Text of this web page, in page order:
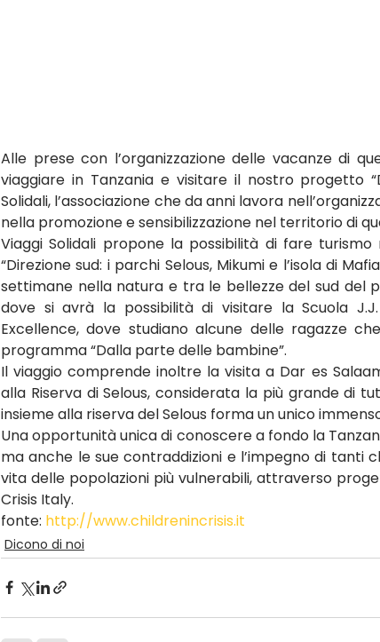
Alle prese con l’organizzazione delle vacanze di
viaggiare in Tanzania e visitare il nostro progetto
Solidali, l’associazione che da anni lavora
nella promozione e sensibilizzazione nel territorio di
Viaggi Solidali propone la possibilità di fare
“Direzione sud: i parchi Selous, Mikumi e l’isola di
settimane nella natura e tra le bellezze del sud del
dove si avrà la possibilità di visitare la Scuola
Excellence, dove studiano alcune delle ragazze
programma “Dalla parte delle bambine”.
Il viaggio comprende inoltre la visita a Dar es
alla Riserva di Selous, considerata la più grande di
insieme alla riserva del Selous forma un unico
Una opportunità unica di conoscere a fondo la
ma anche le sue contraddizioni e l’impegno di tanti
vita delle popolazioni più vulnerabili, attraverso
Crisis Italy.
fonte: http://www.childrenincrisis.it
Dicono di noi